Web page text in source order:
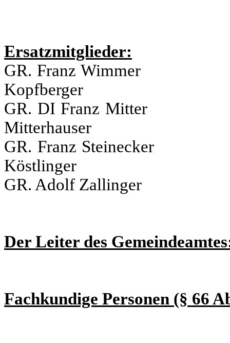
Ersatzmitglieder:
GR. Franz
Kopfberger
GR. DI Franz
Mitterhauser
GR. Franz
Köstlinger
GR. Adolf
Der Leiter des
Fachkundige Personen (§ 66